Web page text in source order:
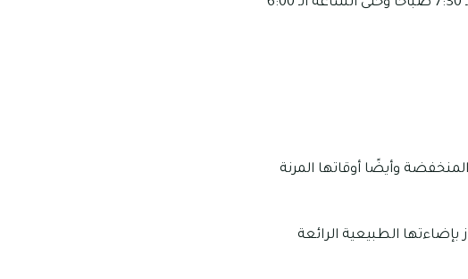
مواعيد العمل الخاصة بهذه الحضانة: تبدأ ساعات عمل الحضانة من الساعة الـ 7:30 صباحًا وحتى الساعة الـ 6:00
وأيضًا أوقاتها المرنة
الطبيعية الرائعة